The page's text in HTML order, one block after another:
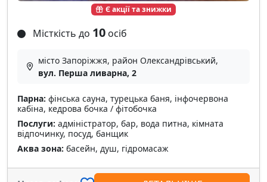
Є акції та знижки
Місткість до 10 осіб
місто Запоріжжя, район Олександрівський,
вул. Перша ливарна, 2
Парна: фінська сауна, турецька баня, інфочервона
кабіна, кедрова бочка / фітобочка
Послуги: адміністратор, бар, вода питна, кімната
відпочинку, посуд, банщик
Аква зона: басейн, душ, гідромасаж